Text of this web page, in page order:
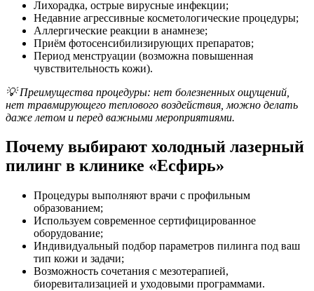
Лихорадка, острые вирусные инфекции;
Недавние агрессивные косметологические процедуры;
Аллергические реакции в анамнезе;
Приём фотосенсибилизирующих препаратов;
Период менструации (возможна повышенная
чувствительность кожи).
💡 Преимущества процедуры: нет болезненных ощущений,
нет травмирующего теплового воздействия, можно делать
даже летом и перед важными мероприятиями.
Почему выбирают холодный лазерный
пилинг в клинике «Есфирь»
Процедуры выполняют врачи с профильным
образованием;
Используем современное сертифицированное
оборудование;
Индивидуальный подбор параметров пилинга под ваш
тип кожи и задачи;
Возможность сочетания с мезотерапией,
биоревитализацией и уходовыми программами.